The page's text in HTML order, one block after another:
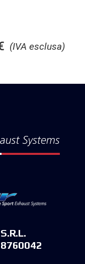
(IVA esclusa)